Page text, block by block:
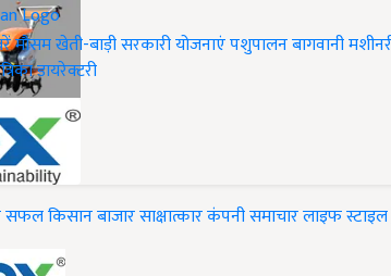
मौसमखेती-बाड़ीसरकारी योजनाएंपशुपालनबागवानी
डायरेक्टरी
सफल किसानबाजारसाक्षात्कारकंपनी समाचारलाइफ स्टाइल